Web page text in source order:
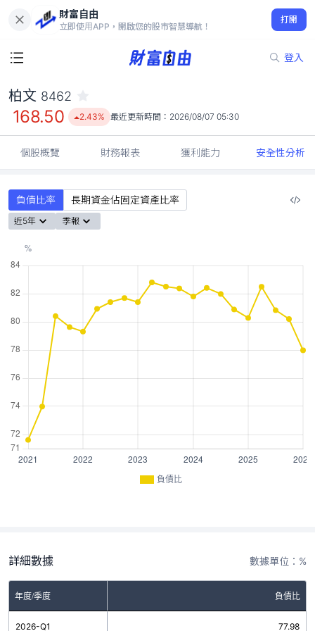
財富自由
立即使用APP，開啟您的股市智慧導航！
打開
登入
168.50
2.43%
柏文 8462
168.50 2.43% 最近更新時間： 2026/08/07 05:30
個股概覽 財務報表 獲利能力 安全性分析
負債比率 長期資金佔固定資產比率
近5年 季報
負債比
詳細數據 數據單位：%
年度/季度 負債比
2026-Q1 77.98